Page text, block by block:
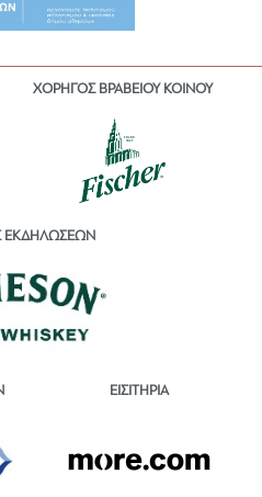
ΧΟΡΗΓΟΣ ΒΡΑΒΕΙΟΥ ΚΟΙΝΟΥ
ΕΚΔΗΛΩΣΕΩΝ
ΕΙΣΙΤΗΡΙΑ